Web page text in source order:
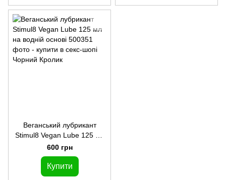
Веганський лубрикант
Stimul8 Vegan Lube 125 мл
на водній основі
600 грн
Купити